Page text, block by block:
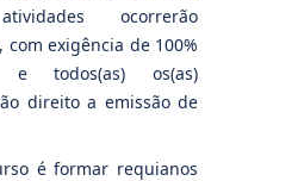
ocorrerão
exigência de 100%
e todos(as) os(as)
direito a emissão de
é formar requianos